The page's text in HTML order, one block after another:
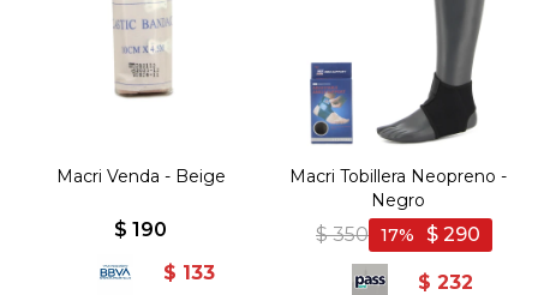
Macri Venda - Beige
$ 190
$ 133
Macri Tobillera Neopreno -
Negro
$ 350 $ 290
17
$ 232